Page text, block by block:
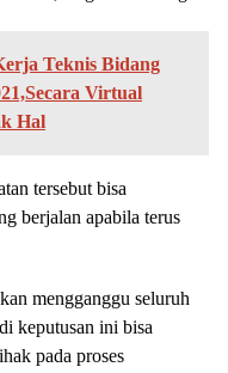
Teknis Bidang
Virtual
Hal
tersebut bisa
berjalan apabila terus
mengganggu seluruh
keputusan ini bisa
pada proses